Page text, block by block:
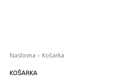
Naslovna Košarka
KOŠARKA